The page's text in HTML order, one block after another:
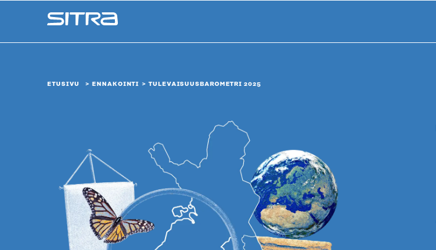
sisältöön
Sitra
ETUSIVU ENNAKOINTI TULEVAISUUS­BAROMETRI 2025